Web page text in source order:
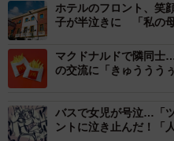
ホテルのフロント、笑
子が半泣きに 「私の母
マクドナルドで隣同士
の交流に「きゅううう
バスで女児が号泣…「
ントに泣き止んだ！「